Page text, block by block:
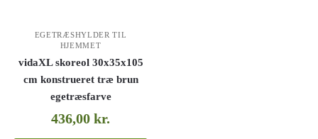
EGETRÆSHYLDER TIL
HJEMMET
vidaXL skoreol 30x35x105
cm konstrueret træ brun
egetræsfarve
436,00kr.